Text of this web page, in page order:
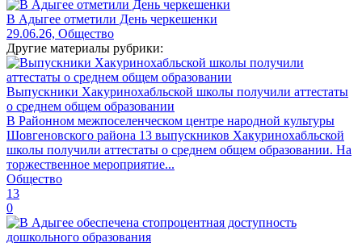
В Адыгее отметили День черкешенки
29.06.26, Общество
Другие материалы рубрики:
Выпускники Хакуринохабльской школы получили аттестаты
о среднем общем образовании
В Районном межпоселенческом центре народной культуры
Шовгеновского района 13 выпускников Хакуринохабльской
школы получили аттестаты о среднем общем образовании. На
торжественное мероприятие...
Общество
13
0